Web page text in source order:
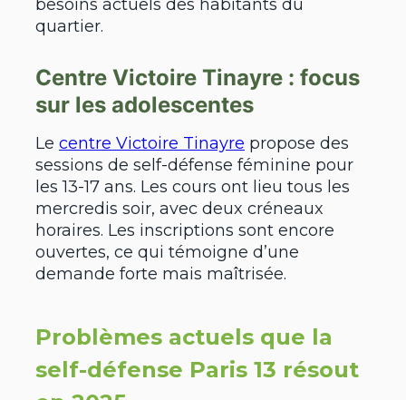
besoins actuels des habitants du
quartier.
Centre Victoire Tinayre : focus
sur les adolescentes
Le centre Victoire Tinayre propose des
sessions de self-défense féminine pour
les 13-17 ans. Les cours ont lieu tous les
mercredis soir, avec deux créneaux
horaires. Les inscriptions sont encore
ouvertes, ce qui témoigne d’une
demande forte mais maîtrisée.
Problèmes actuels que la
self-défense Paris 13 résout